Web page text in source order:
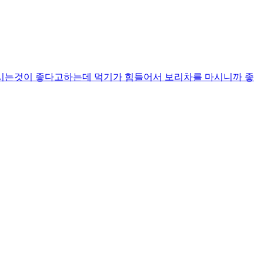
것이 좋다고하는데 먹기가 힘들어서 보리차를 마시니까